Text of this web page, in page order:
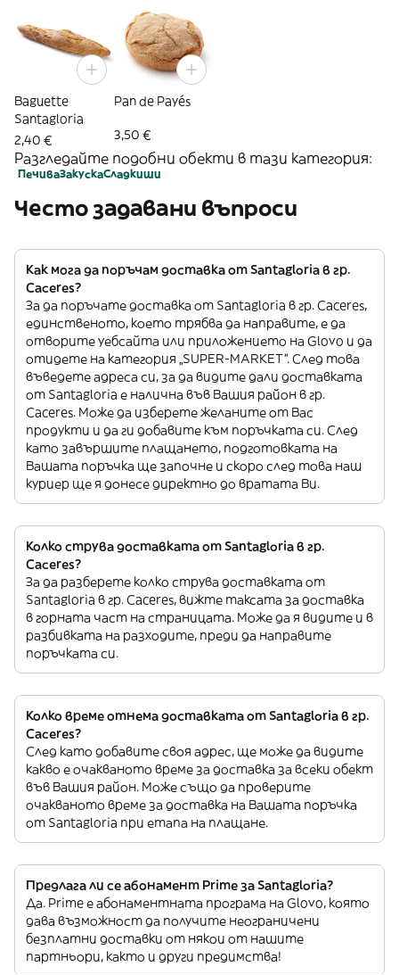
Baguette
Santagloria
2,40 €
Pan de Payés
3,50 €
Разгледайте подобни обекти в тази категория:
ПечиваЗакускаСладкиши
Често задавани въпроси
Как мога да поръчам доставка от Santagloria в гр.
Caceres?
За да поръчате доставка от Santagloria в гр. Caceres,
единственото, което трябва да направите, е да
отворите уебсайта или приложението на Glovo и да
отидете на категория „SUPER-MARKET”. След това
въведете адреса си, за да видите дали доставката
от Santagloria е налична във Вашия район в гр.
Caceres. Може да изберете желаните от Вас
продукти и да ги добавите към поръчката си. След
като завършите плащането, подготовката на
Вашата поръчка ще започне и скоро след това наш
куриер ще я донесе директно до вратата Ви.
Колко струва доставката от Santagloria в гр.
Caceres?
За да разберете колко струва доставката от
Santagloria в гр. Caceres, вижте таксата за доставка
в горната част на страницата. Може да я видите и в
разбивката на разходите, преди да направите
поръчката си.
Колко време отнема доставката от Santagloria в гр.
Caceres?
След като добавите своя адрес, ще може да видите
какво е очакваното време за доставка за всеки обект
във Вашия район. Може също да проверите
очакваното време за доставка на Вашата поръчка
от Santagloria при етапа на плащане.
Предлага ли се абонамент Prime за Santagloria?
Да. Prime е абонаментната програма на Glovo, която
дава възможност да получите неограничени
безплатни доставки от някои от нашите
партньори, както и други предимства!